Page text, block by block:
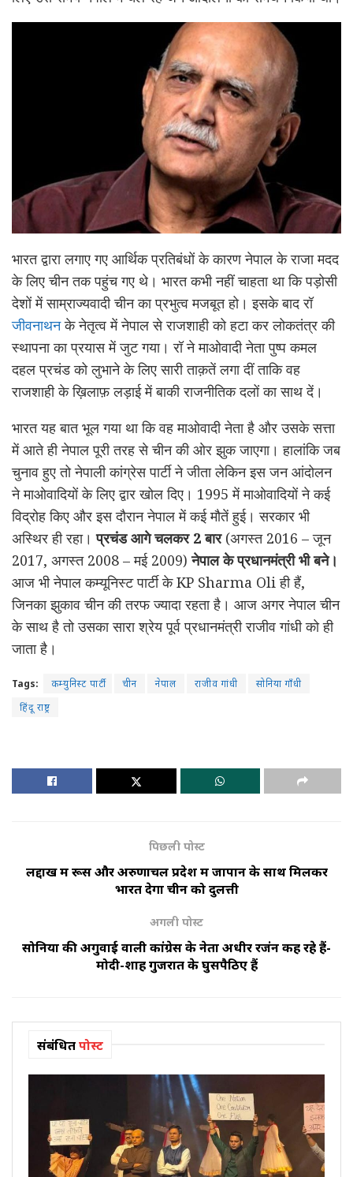
भारत द्वारा लगाए गए आर्थिक प्रतिबंधों के कारण नेपाल के राजा मदद
के लिए चीन तक पहुंच गए थे। भारत कभी नहीं चाहता था कि पड़ोसी
देशों में साम्राज्यवादी चीन का प्रभुत्व मजबूत हो। इसके बाद रॉ
जीवनाथनके नेतृत्व में नेपाल से राजशाही को हटा कर लोकतंत्र की
स्थापना का प्रयास में जुट गया। रॉ ने माओवादी नेता पुष्प कमल
दहल प्रचंड को लुभाने के लिए सारी ताक़तें लगा दीं ताकि वह
राजशाही के ख़िलाफ़ लड़ाई में बाकी राजनीतिक दलों का साथ दें।
भारत यह बात भूल गया था कि वह माओवादी नेता है और उसके सत्ता
में आते ही नेपाल पूरी तरह से चीन की ओर झुक जाएगा। हालांकि जब
चुनाव हुए तो नेपाली कांग्रेस पार्टी ने जीता लेकिन इस जन आंदोलन
ने माओवादियों के लिए द्वार खोल दिए। 1995 में माओवादियों ने कई
विद्रोह किए और इस दौरान नेपाल में कई मौतें हुई। सरकार भी
अस्थिर ही रहा।प्रचंड आगे चलकर 2 बार(अगस्त 2016 – जून
2017, अगस्त 2008 – मई 2009)नेपाल के प्रधानमंत्री भी बने।
आज भी नेपाल कम्यूनिस्ट पार्टी के KP Sharma Oli ही हैं,
जिनका झुकाव चीन की तरफ ज्यादा रहता है। आज अगर नेपाल चीन
के साथ है तो उसका सारा श्रेय पूर्व प्रधानमंत्री राजीव गांधी को ही
जाता है।
Tags: कम्युनिस्ट पार्टी चीन नेपाल राजीव गांधी
सोनिया गाँधी
हिंदू राष्ट्र
पिछली पोस्ट
लद्दाख में रूस और अरुणाचल प्रदेश में जापान के साथ मिलकर
भारत देगा चीन को दुलत्ती
अगली पोस्ट
सोनिया की अगुवाई वाली कांग्रेस के नेता अधीर रजंन कह रहे हैं-
मोदी-शाह गुजरात के घुसपैठिए हैं
संबंधितपोस्ट